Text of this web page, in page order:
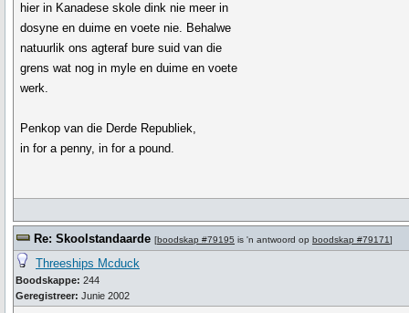
hier in Kanadese skole dink nie meer in
dosyne en duime en voete nie. Behalwe
natuurlik ons agteraf bure suid van die
grens wat nog in myle en duime en voete
werk.
Penkop van die Derde Republiek,
in for a penny, in for a pound.
Re: Skoolstandaarde [boodskap #79195 is 'n antwoord op boodskap #79171]
Threeships Mcduck
Boodskappe: 244
Geregistreer: Junie 2002